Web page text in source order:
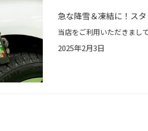
急な降雪＆凍結に！ス
2025年2月3日